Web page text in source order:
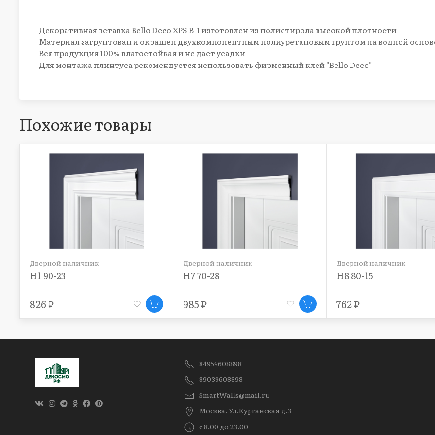
Декоративная вставка Bello Deco XPS В-1 изготовлен из полистирола высокой плотности
Материал загрунтован и окрашен двухкомпонентным полиуретановым грунтом на водной
Вся продукция 100% влагостойкая и не дает усадки
Для монтажа плинтуса рекомендуется использовать фирменный клей "Bello Deco"
Похожие товары
Дверной наличник
Н1 90-23
826 ₽
Дверной наличник
Н7 70-28
985 ₽
Дверной наличник
Н8 80-15
762 ₽
84959608898
89039608898
SmartWalls@mail.ru
Москва. Ул.Курганская д.3
с 8.00 до 23.00